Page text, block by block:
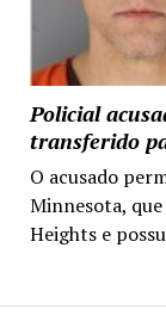
Policial
transferido
O acusado
Minnesota,
Heights e